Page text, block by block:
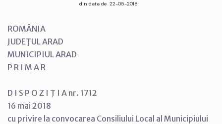
din data de 22-05-2018
ROMÂNIA
JUDEŢUL ARAD
MUNICIPIUL ARAD
P R I M A R
D I S P O Z I Ţ I A nr. 1712
16 mai 2018
cu privire la convocarea Consiliului Local al Municipiului